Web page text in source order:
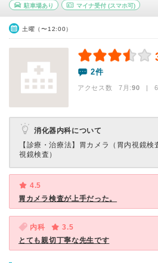
駐車場あり マイナ受付(スマホ可)
土曜（〜12:00）
2件
アクセス数 7月:90 | 6
消化器内科について
【診療・治療法】 胃カメラ（胃内視鏡検
視鏡検査）
4.5
胃カメラ検査が上手だった。
内科
3.5
とても親切丁寧な先生です